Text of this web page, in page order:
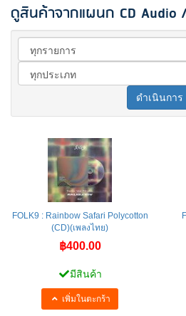
ดูสินค้าจากแผนก CD Audio
ดำเนินการ
FOLK9 : Rainbow Safari Polycotton
(CD)(เพลงไทย)
฿400.00
มีสินค้า
เพิ่มในตะกร้า